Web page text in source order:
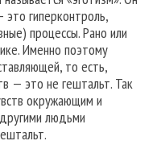
это гиперконтроль,
процессы. Рано или
Именно поэтому
то есть,
— это не гештальт. Так
окружающим и
людьми